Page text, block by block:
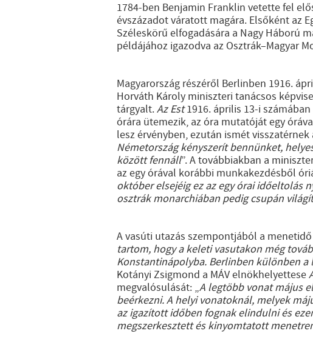
1784-ben Benjamin Franklin vetette fel
évszázadot váratott magára. Elsőként az
Széleskörű elfogadására a Nagy Háború
példájához igazodva az Osztrák–Magyar
Magyarország részéről Berlinben 1916.
Horváth Károly miniszteri tanácsos
tárgyalt.Az Est1916. április 13-i
órára ütemezik, az óra mutatóját egy
lesz érvényben, ezután ismét
Németország kényszerít bennünket,
között fennáll”. A továbbiakban a
az egy órával korábbi munkakezdésből
október elsejéig ez az egy órai időeltolás
osztrák monarchiában pedig csupán
A vasúti utazás szempontjából a
tartom, hogy a keleti vasutakon még
Konstantinápolyba. Berlinben különben
Kotányi Zsigmond a MÁV elnökhelyettese
megvalósulását: „A legtöbb vonat május
beérkezni. A helyi vonatoknál, melyek
az igazított időben fognak elindulni és
megszerkesztett és kinyomtatott